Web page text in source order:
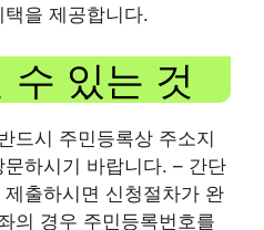
을 제공합니다.
수 있는 것
드시 주민등록상 주소지
하시기 바랍니다. – 간단
출하시면 신청절차가 완
의 경우 주민등록번호를